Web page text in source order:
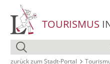
TOURISMUS
zurück zum Stadt‑Portal